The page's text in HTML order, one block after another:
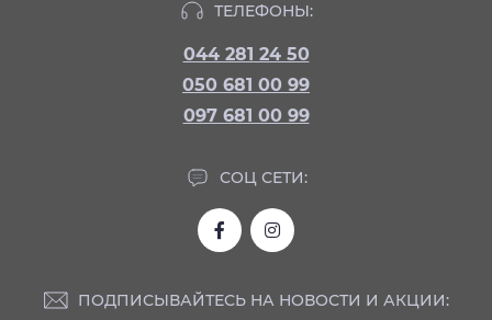
ТЕЛЕФОНЫ:
044 281 24 50
050 681 00 99
097 681 00 99
СОЦ СЕТИ:
ПОДПИСЫВАЙТЕСЬ НА НОВОСТИ И АКЦИИ: